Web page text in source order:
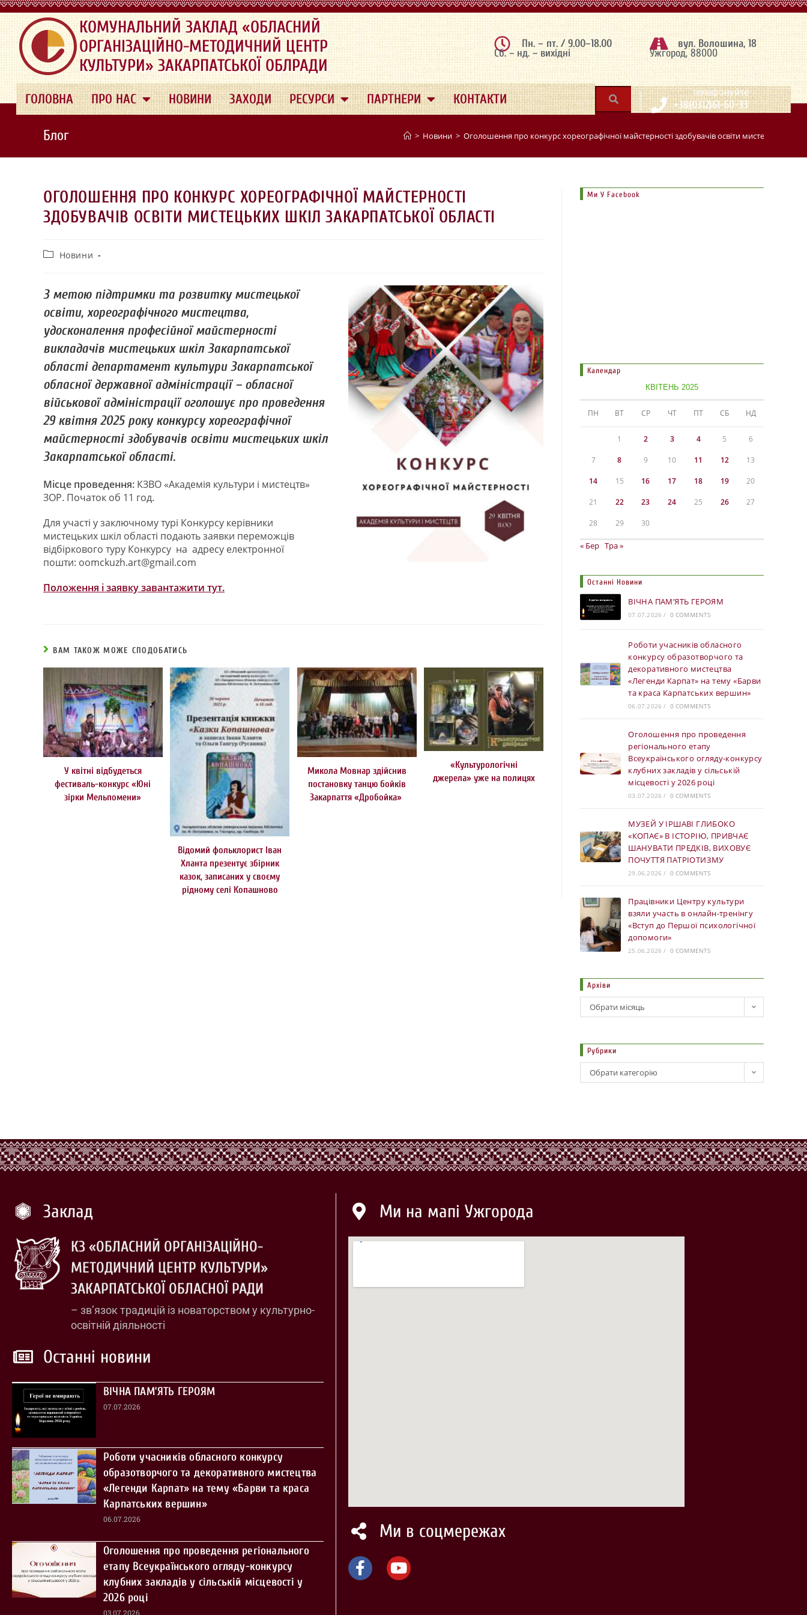
.
КОМУНАЛЬНИЙ ЗАКЛАД «ОБЛАСНИЙ
ОРГАНІЗАЦІЙНО-МЕТОДИЧНИЙ ЦЕНТР
КУЛЬТУРИ» ЗАКАРПАТСЬКОЇ ОБЛРАДИ
Пн. – пт. / 9.00–18.00
Сб. – нд. – вихідні
вул. Волошина, 18
Ужгород, 88000
ГОЛОВНА ПРО НАС НОВИНИ ЗАХОДИ РЕСУРСИ ПАРТНЕРИ КОНТАКТИ | телефонуйте
+38(0312)61-60-33
Блог > Новини > Оголошення про конкурс хореографічної майстерності здобувачів освіти мистецьких шкіл
ОГОЛОШЕННЯ ПРО КОНКУРС ХОРЕОГРАФІЧНОЇ МАЙСТЕРНОСТІ
ЗДОБУВАЧІВ ОСВІТИ МИСТЕЦЬКИХ ШКІЛ ЗАКАРПАТСЬКОЇ ОБЛАСТІ
Новини
З метою підтримки та розвитку мистецької
освіти, хореографічного мистецтва,
удосконалення професійної майстерності
викладачів мистецьких шкіл Закарпатської
області департамент культури Закарпатської
обласної державної адміністрації – обласної
військової адміністрації оголошує про проведення
29 квітня 2025 року конкурсу хореографічної
майстерності здобувачів освіти мистецьких шкіл
Закарпатської області.
Місце проведення: КЗВО «Академія культури і мистецтв»
ЗОР. Початок об 11 год.
Для участі у заключному турі Конкурсу керівники
мистецьких шкіл області подають заявки переможців
відбіркового туру Конкурсу на адресу електронної
пошти: oomckuzh.art@gmail.com
Положення і заявку завантажити тут.
ВАМ ТАКОЖ МОЖЕ СПОДОБАТИСЬ
У квітні відбудеться
фестиваль-конкурс «Юні
зірки Мельпомени»
Відомий фольклорист Іван
Хланта презентує збірник
казок, записаних у своєму
рідному селі Копашново
Микола Мовнар здійснив
постановку танцю бойків
Закарпаття «Дробойка»
«Культурологічні
джерела» уже на полицях
Ми У Facebook
Календар
КВІТЕНЬ 2025
ПН ВТ СР ЧТ ПТ СБ НД
1 2 3 4 5 6
7 8 9 10 11 12 13
14 15 16 17 18 19 20
21 22 23 24 25 26 27
28 29 30
« Бер Тра »
Останні Новини
ВІЧНА ПАМ’ЯТЬ ГЕРОЯМ
07.07.2026 / 0 COMMENTS
Роботи учасників обласного
конкурсу образотворчого та
декоративного мистецтва
«Легенди Карпат» на тему «Барви
та краса Карпатських вершин»
06.07.2026 / 0 COMMENTS
Оголошення про проведення
регіонального етапу
Всеукраїнського огляду-конкурсу
клубних закладів у сільській
місцевості у 2026 році
03.07.2026 / 0 COMMENTS
МУЗЕЙ У ІРШАВІ ГЛИБОКО
«КОПАЄ» В ІСТОРІЮ, ПРИВЧАЄ
ШАНУВАТИ ПРЕДКІВ, ВИХОВУЄ
ПОЧУТТЯ ПАТРІОТИЗМУ
29.06.2026 / 0 COMMENTS
Працівники Центру культури
взяли участь в онлайн-тренінгу
«Вступ до Першої психологічної
допомоги»
25.06.2026 / 0 COMMENTS
Архіви
Обрати місяць
Рубрики
Обрати категорію
Заклад
КЗ «ОБЛАСНИЙ ОРГАНІЗАЦІЙНО-
МЕТОДИЧНИЙ ЦЕНТР КУЛЬТУРИ»
ЗАКАРПАТСЬКОЇ ОБЛАСНОЇ РАДИ
– зв’язок традицій із новаторством у культурно-
освітній діяльності
Останні новини
ВІЧНА ПАМ’ЯТЬ ГЕРОЯМ
07.07.2026
Роботи учасників обласного конкурсу
образотворчого та декоративного мистецтва
«Легенди Карпат» на тему «Барви та краса
Карпатських вершин»
06.07.2026
Оголошення про проведення регіонального
етапу Всеукраїнського огляду-конкурсу
клубних закладів у сільській місцевості у
2026 році
03.07.2026
Ми на мапі Ужгорода
Ми в соцмережах